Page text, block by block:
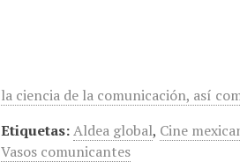
la ciencia de la comunicación, así
Etiquetas:Aldea global, Cine
Vasos comunicantes